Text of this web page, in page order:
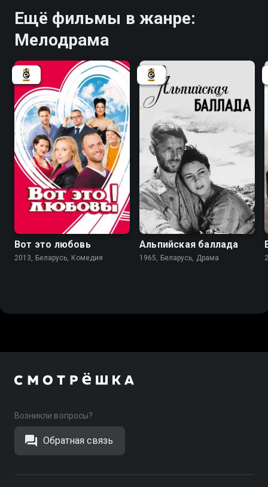
Ещё фильмы в жанре:
Мелодрама
7.0
Вот это любовь
2013, Беларусь, Комедия
7.2
Альпийская баллада
1965, Беларусь, Драма
Возникли вопросы?
Обратная связь